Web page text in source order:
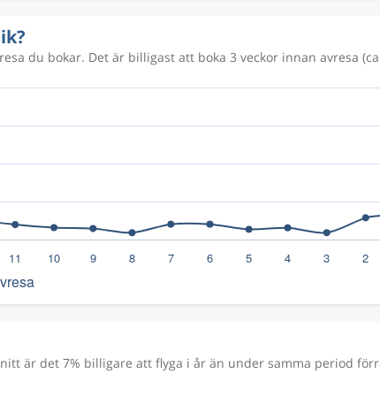
du bokar. Det är billigast att boka 3 veckor innan avresa (ca
är det 7% billigare att flyga i år än under samma period